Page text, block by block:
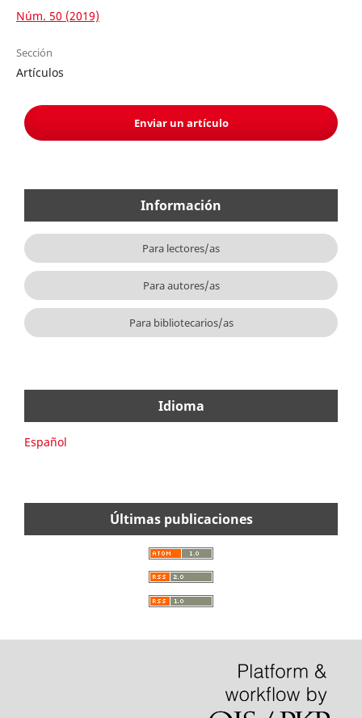
Núm. 50 (2019)
Sección
Artículos
Enviar un artículo
Información
Para lectores/as
Para autores/as
Para bibliotecarios/as
Idioma
Español
Últimas publicaciones